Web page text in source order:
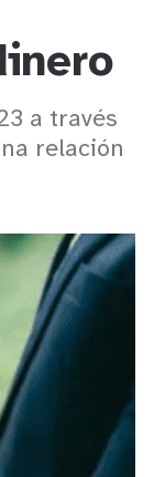
a través
relación